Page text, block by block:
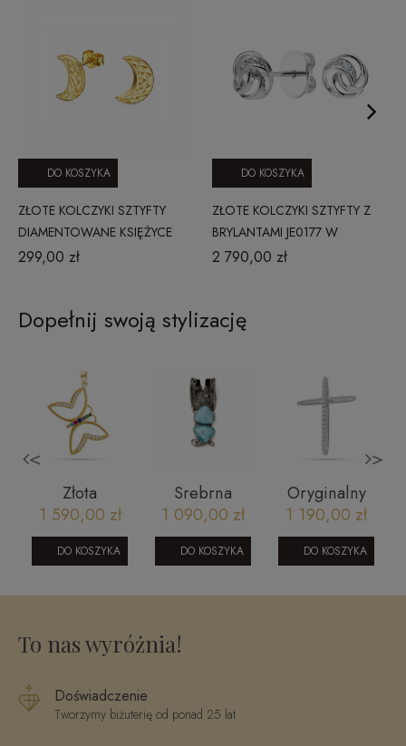
ZŁOTE KOLCZYKI SZTYFTY
DIAMENTOWANE KSIĘŻYCE
299,00 zł
DO KOSZYKA
ZŁOTE KOLCZYKI SZTYFTY Z
BRYLANTAMI JE0177 W
CLASSIC DIAMONDS
2 790,00 zł
DO KOSZYKA
Dopełnij swoją stylizację
<
Złota
zawieszkan
motyl ze złota
585
23052023117
1 590,00 zł
DO KOSZYKA
Srebrna
zawieszka z
larimarem
1 090,00 zł
DO KOSZYKA
Oryginalny
krzyż z
białego złota
L
2305202379
1 190,00 zł
DO KOSZYKA
>
To nas wyróżnia!
Doświadczenie
Tworzymy biżuterię od ponad 25 lat